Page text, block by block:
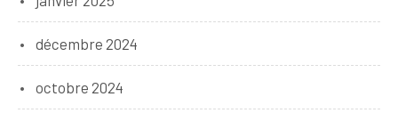
décembre 2024
octobre 2024